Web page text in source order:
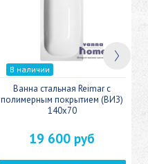
В наличии
Ванна стальная Reimar с
полимерным покрытием (ВИЗ)
140x70
19 600 руб